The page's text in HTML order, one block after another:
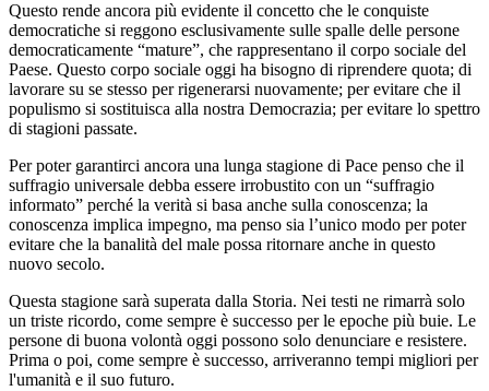
Questo rende ancora più evidente il concetto che le conquiste
democratiche si reggono esclusivamente sulle spalle delle persone
democraticamente “mature”, che rappresentano il corpo sociale del
Paese. Questo corpo sociale oggi ha bisogno di riprendere quota; di
lavorare su se stesso per rigenerarsi nuovamente; per evitare che il
populismo si sostituisca alla nostra Democrazia; per evitare lo spettro
di stagioni passate.
Per poter garantirci ancora una lunga stagione di Pace penso che il
suffragio universale debba essere irrobustito con un “suffragio
informato” perché la verità si basa anche sulla conoscenza; la
conoscenza implica impegno, ma penso sia l’unico modo per poter
evitare che la banalità del male possa ritornare anche in questo
nuovo secolo.
Questa stagione sarà superata dalla Storia. Nei testi ne rimarrà solo
un triste ricordo, come sempre è successo per le epoche più buie. Le
persone di buona volontà oggi possono solo denunciare e resistere.
Prima o poi, come sempre è successo, arriveranno tempi migliori per
l'umanità e il suo futuro.